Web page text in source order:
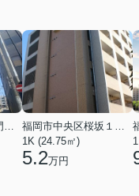
1K (24.75㎡)
5.2万円